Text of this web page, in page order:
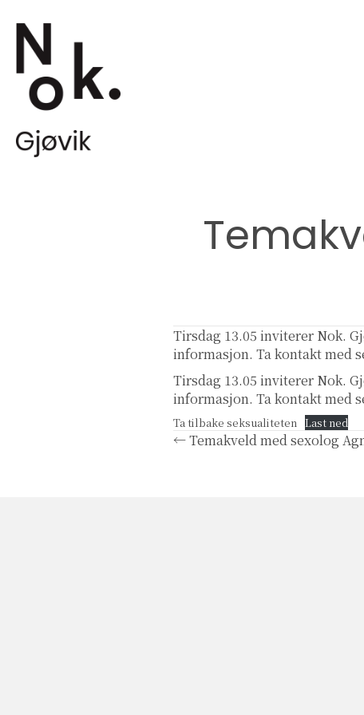
Tirsdag 13.05 inviterer Nok.
informasjon. Ta kontakt med
Tirsdag 13.05 inviterer Nok.
informasjon. Ta kontakt med
Ta tilbake seksualiteten Last ned
Posts
← Temakveld med sexolog